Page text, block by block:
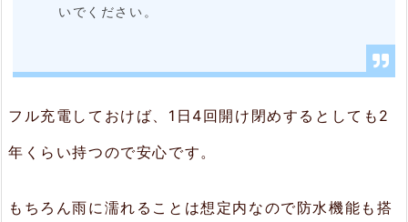
いでください。
フル充電しておけば、1日4回開け閉めするとしても2
年くらい持つので安心です。
もちろん雨に濡れることは想定内なので防水機能も搭